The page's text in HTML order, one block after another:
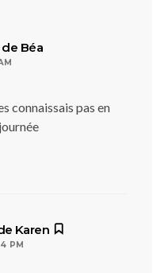
Béa
connaissais pas en
Karen
PM